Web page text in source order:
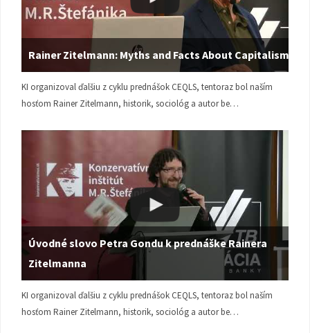
Rainer Zitelmann: Myths and Facts About Capitalism
KI organizoval ďalšiu z cyklu prednášok CEQLS, tentoraz bol naším
hosťom Rainer Zitelmann, historik, sociológ a autor be…
Úvodné slovo Petra Gondu k prednáške Rainera
Zitelmanna
KI organizoval ďalšiu z cyklu prednášok CEQLS, tentoraz bol naším
hosťom Rainer Zitelmann, historik, sociológ a autor be…